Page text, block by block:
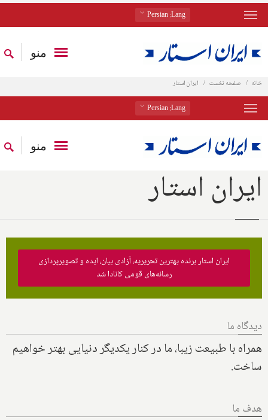
Lang
: Persian
منو
خانه صفحه نخست ایران استار
Lang
: Persian
منو
ایران استار
ایران استار برنده بهترین تحریریه، آزادی بیان، ایده و تصویرپردازی
رسانه‌های قومی کانادا شد
دیدگاه ما
همراه با طبیعت زیبا، ما در کنار یکدیگر دنیایی بهتر خواهیم
ساخت.
هدف ما